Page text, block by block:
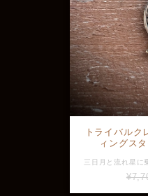
トライバルク
ィングス